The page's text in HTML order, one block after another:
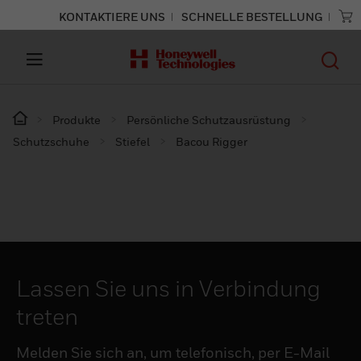
KONTAKTIERE UNS SCHNELLE BESTELLUNG
Produkte
Persönliche Schutzausrüstung
Schutzschuhe
Stiefel Bacou Rigger
Lassen Sie uns in Verbindung
treten
Melden Sie sich an, um telefonisch, per E-Mail